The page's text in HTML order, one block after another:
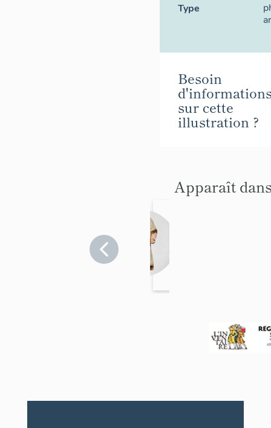
Type
Besoin
sur cette
illustration ?
Apparaît
Mayeul